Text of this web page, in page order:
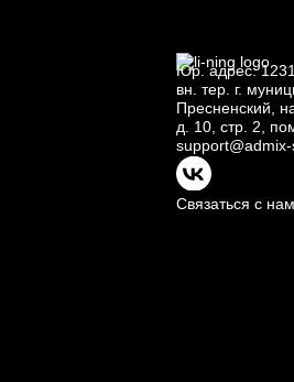
Юр. адрес:
вн. тер. г.
Пресненский,
д. 10, стр. 2,
Связаться с